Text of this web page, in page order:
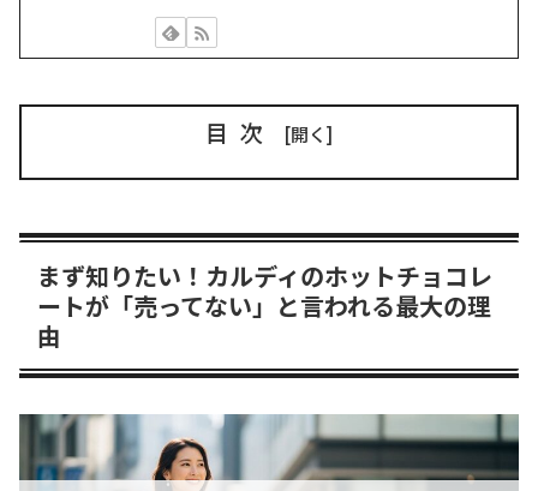
目次
まず知りたい！カルディのホットチョコレ
ートが「売ってない」と言われる最大の理
由